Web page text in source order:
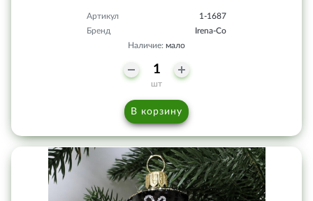
Артикул
1-1687
Бренд
Irena-Co
Наличие: мало
шт
В корзину